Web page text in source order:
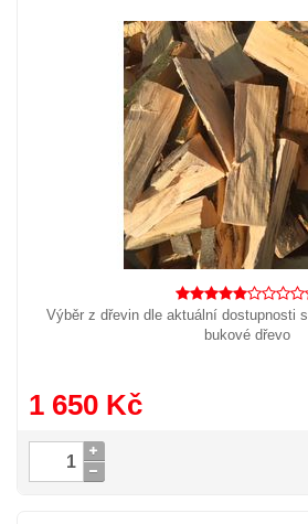
Výběr z dřevin dle aktuální dostupnosti
bukové dřevo
1 650 Kč